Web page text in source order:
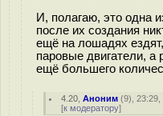
И, полагаю, это одна
после их создания
ещё на лошадях
паровые двигатели,
ещё большего
4.20 ,Аноним (9), 23:29,
[к модератору]